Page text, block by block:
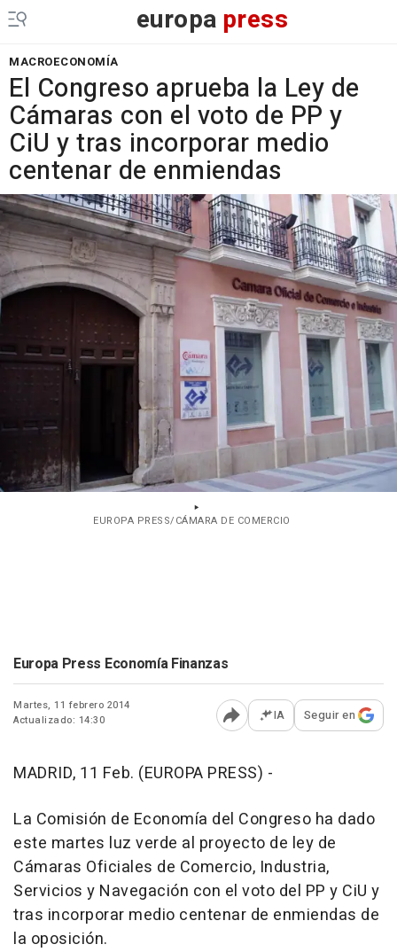
europa press
MACROECONOMÍA
El Congreso aprueba la Ley de
Cámaras con el voto de PP y
CiU y tras incorporar medio
centenar de enmiendas
EUROPA PRESS/CÁMARA DE COMERCIO
Europa Press Economía Finanzas
Martes, 11 febrero 2014
Actualizado: 14:30
Abrir opciones para
IA Seguir en
MADRID, 11 Feb. (EUROPA PRESS) -
La Comisión de Economía del Congreso ha dado
este martes luz verde al proyecto de ley de
Cámaras Oficiales de Comercio, Industria,
Servicios y Navegación con el voto del PP y CiU y
tras incorporar medio centenar de enmiendas de
la oposición.